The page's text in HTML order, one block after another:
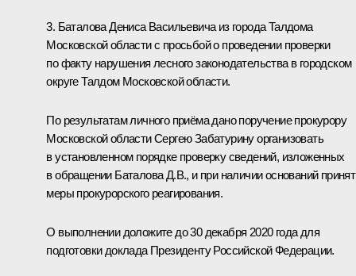
3. Баталова Дениса Васильевича из города Талдома
Московской области с просьбой о проведении проверки
по факту нарушения лесного законодательства в городском
округе Талдом Московской области.
По результатам личного приёма дано поручение прокурору
Московской области Сергею Забатурину организовать
в установленном порядке проверку сведений, изложенных
в обращении Баталова Д.В., и при наличии оснований
меры прокурорского реагирования.
О выполнении доложите до 30 декабря 2020 года для
подготовки доклада Президенту Российской Федерации.